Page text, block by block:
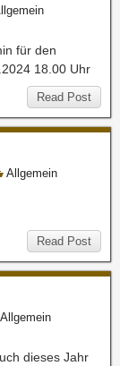
für den
18.00 Uhr
Read Post
Allgemein
Read Post
Allgemein
dieses Jahr